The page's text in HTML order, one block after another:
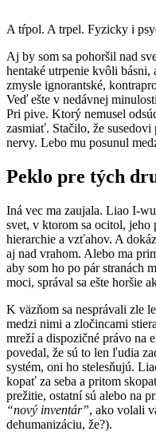
A tŕpol. A trpel. Fyzicky i
Aj by som sa pohoršil nad
hentaké utrpenie kvôli
zmysle ignorantské,
Veď ešte v nedávnej
Pri pive. Ktorý nemusel
zasmiať. Stačilo, že
nervy. Lebo mu posunul
Peklo pre tých
Iná vec ma zaujala. Liao I-
svet, v ktorom sa ocitol, jeho
hierarchie a vzťahov. A
aj nad vrahom. Alebo ma
aby som ho po pár stranách
moci, správal sa ešte horšie
K väzňom sa nesprávali zle
medzi nimi a zločincami
mreží a dispozičné právo na
povedal, že sú to len ľudia
systém, oni ho stelesňujú.
kopať za seba a pritom
prežitie, ostatní sú alebo na
“nový inventár”, ako volali
dehumanizáciu, že?).